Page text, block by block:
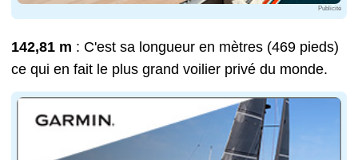
Publicité
142,81 m : C'est sa longueur en mètres (469 pieds)
ce qui en fait le plus grand voilier privé du monde.